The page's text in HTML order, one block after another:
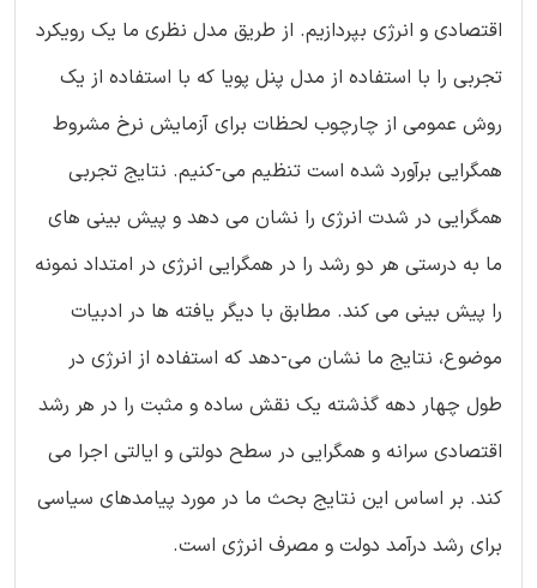
اقتصادی و انرژی بپردازیم. از طریق مدل نظری ما یک رویکرد
تجربی را با استفاده از مدل پنل پویا که با استفاده از یک
روش عمومی از چارچوب لحظات برای آزمایش نرخ مشروط
همگرایی برآورد شده است تنظیم می-کنیم. نتایج تجربی
همگرایی در شدت انرژی را نشان می دهد و پیش بینی های
ما به درستی هر دو رشد را در همگرایی انرژی در امتداد نمونه
را پیش بینی می کند. مطابق با دیگر یافته ها در ادبیات
موضوع، نتایج ما نشان می-دهد که استفاده از انرژی در
طول چهار دهه گذشته یک نقش ساده و مثبت را در هر رشد
اقتصادی سرانه و همگرایی در سطح دولتی و ایالتی اجرا می
کند. بر اساس این نتایج بحث ما در مورد پیامدهای سیاسی
برای رشد درآمد دولت و مصرف انرژی است.